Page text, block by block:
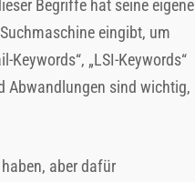
Begriffe hat seine eigene
eingibt, um
„LSI-Keywords“
Abwandlungen sind wichtig,
aber dafür